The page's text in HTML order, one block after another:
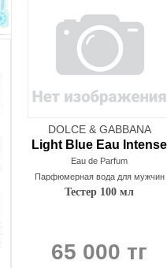
DOLCE & GABBANA
Light Blue Eau Intense
Eau de Parfum
Парфюмерная вода для мужчин
Тестер 100 мл
65 000 тг